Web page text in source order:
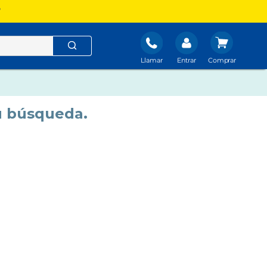
Llamar Entrar
búsqueda.